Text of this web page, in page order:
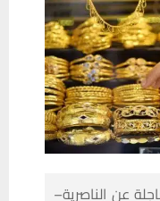
عن الناصرية–